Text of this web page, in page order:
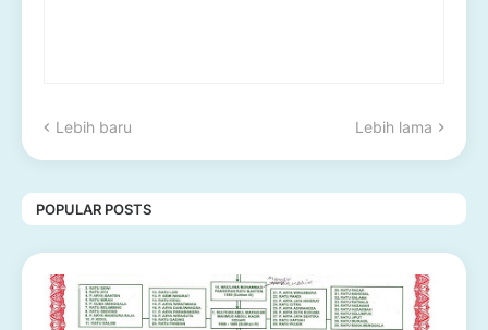
Lebih baru Lebih lama
POPULAR POSTS